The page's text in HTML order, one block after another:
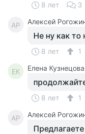
8 лет 3
АР Алексей
Не ну как то
8 лет 1
ЕК Елена Кузнецова
8 лет 1
АР Алексей